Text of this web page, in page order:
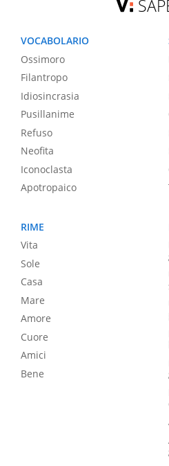
VOCABOLARIO
Ossimoro
Filantropo
Idiosincrasia
Pusillanime
Refuso
Neofita
Iconoclasta
Apotropaico
RIME
Vita
Sole
Casa
Mare
Amore
Cuore
Amici
Bene